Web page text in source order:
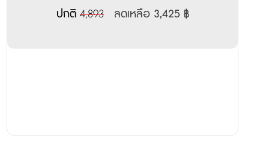
ภายใน 3-7 วัน
ปกติ 4,893 ลดเหลือ 3,425 ฿